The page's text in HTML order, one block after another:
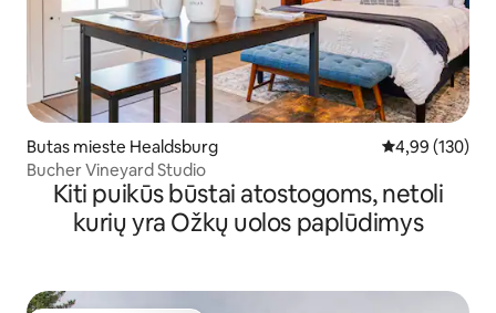
Butas mieste Healdsburg Vidutinis
4,99 (130)
Bucher Vineyard Studio
Kiti puikūs būstai atostogoms, netoli
kurių yra Ožkų uolos paplūdimys